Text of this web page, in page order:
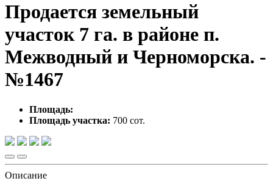
Продается земельный
участок 7 га. в районе п.
Межводный и Черноморска. -
№1467
Площадь:
Площадь участка: 700 сот.
Описание